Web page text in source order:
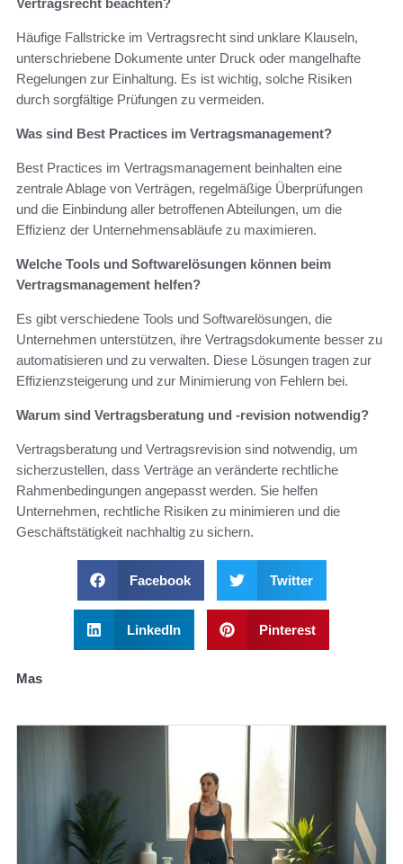
Häufige Fallstricke im Vertragsrecht sind unklare Klauseln,
unterschriebene Dokumente unter Druck oder mangelhafte
Regelungen zur Einhaltung. Es ist wichtig, solche Risiken
durch sorgfältige Prüfungen zu vermeiden.
Was sind Best Practices im Vertragsmanagement?
Best Practices im Vertragsmanagement beinhalten eine
zentrale Ablage von Verträgen, regelmäßige Überprüfungen
und die Einbindung aller betroffenen Abteilungen, um die
Effizienz der Unternehmensabläufe zu maximieren.
Welche Tools und Softwarelösungen können beim
Vertragsmanagement helfen?
Es gibt verschiedene Tools und Softwarelösungen, die
Unternehmen unterstützen, ihre Vertragsdokumente besser zu
automatisieren und zu verwalten. Diese Lösungen tragen zur
Effizienzsteigerung und zur Minimierung von Fehlern bei.
Warum sind Vertragsberatung und -revision notwendig?
Vertragsberatung und Vertragsrevision sind notwendig, um
sicherzustellen, dass Verträge an veränderte rechtliche
Rahmenbedingungen angepasst werden. Sie helfen
Unternehmen, rechtliche Risiken zu minimieren und die
Geschäftstätigkeit nachhaltig zu sichern.
Facebook Twitter
LinkedIn Pinterest
Mas